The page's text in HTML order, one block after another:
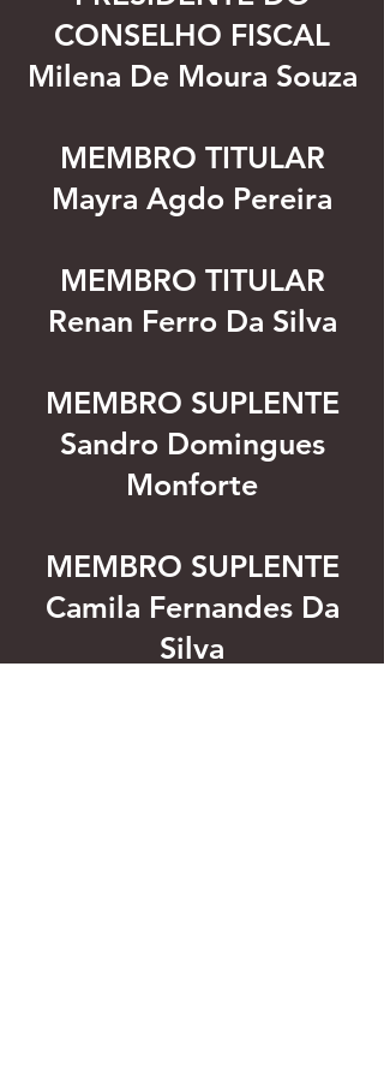
CONSELHO FISCAL
Milena De Moura Souza
MEMBRO TITULAR
Mayra Agdo Pereira
MEMBRO TITULAR
Renan Ferro Da Silva
MEMBRO SUPLENTE
Sandro Domingues
Monforte
MEMBRO SUPLENTE
Camila Fernandes Da
Silva